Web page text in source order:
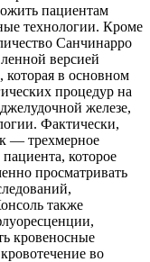
пациентам
технологии. Кроме
Санчинарро
версией
в основном
процедур на
железе,
Фактически,
— трехмерное
которое
просматривать
также
кровеносные
во